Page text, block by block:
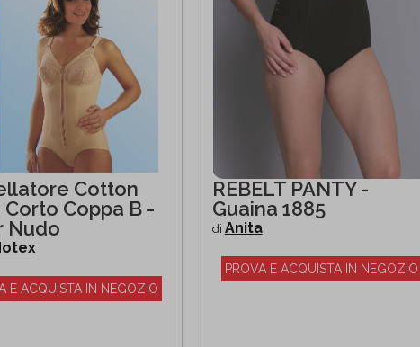
Cotton
Corto Coppa B -
Nudo
E ACQUISTA IN NEGOZIO
REBELT PANTY -
Guaina 1885
di Anita
PROVA E ACQUISTA IN NEGOZIO